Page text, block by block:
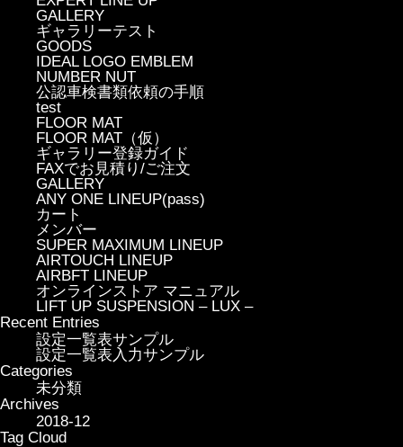
GALLERY
ギャラリーテスト
GOODS
IDEAL LOGO EMBLEM
NUMBER NUT
公認車検書類依頼の手順
test
FLOOR MAT
FLOOR MAT（仮）
ギャラリー登録ガイド
FAXでお見積り/ご注文
GALLERY
ANY ONE LINEUP(pass)
カート
メンバー
SUPER MAXIMUM LINEUP
AIRTOUCH LINEUP
AIRBFT LINEUP
オンラインストア マニュアル
LIFT UP SUSPENSION – LUX –
Recent Entries
設定一覧表サンプル
設定一覧表入力サンプル
Categories
未分類
Archives
2018-12
Tag Cloud